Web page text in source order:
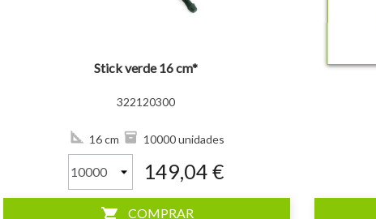
Stick verde 16 cm*
322120300
16 cm 10000 unidades
149,04 €
shopping_cart COMPRAR